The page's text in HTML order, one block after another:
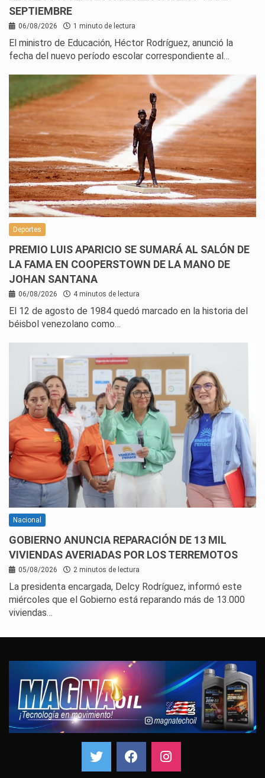
SEPTIEMBRE
06/08/2026 1 minuto de lectura
El ministro de Educación, Héctor Rodríguez, anunció la
fecha del nuevo período escolar correspondiente al…
Deportes
PREMIO LUIS APARICIO SE SUMARÁ AL SALÓN DE
LA FAMA EN COOPERSTOWN DE LA MANO DE
JOHAN SANTANA
06/08/2026 4 minutos de lectura
El 12 de agosto de 1984 quedó marcado en la historia del
béisbol venezolano como…
Nacional
GOBIERNO ANUNCIA REPARACIÓN DE 13 MIL
VIVIENDAS AVERIADAS POR LOS TERREMOTOS
05/08/2026 2 minutos de lectura
La presidenta encargada, Delcy Rodríguez, informó este
miércoles que el Gobierno está reparando más de 13.000
viviendas…